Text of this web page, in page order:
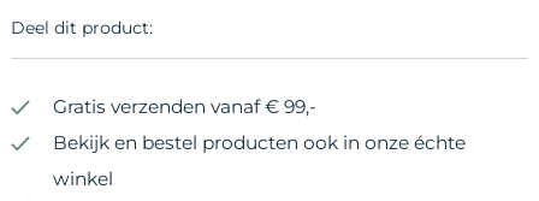
Deel dit product:
Gratis verzenden vanaf € 99,-
Bekijk en bestel producten ook in onze échte
winkel